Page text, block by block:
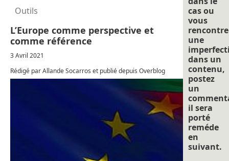
Outils
L’Europe comme perspective et
comme référence
3 Avril 2021
Rédigé par Allande Socarros et publié depuis Overblog
cas ou
vous
une
dans un
contenu,
postez
un
il sera
porté
reméde
en
suivant.